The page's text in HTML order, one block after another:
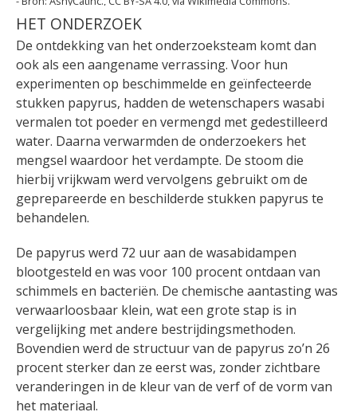
HET ONDERZOEK
De ontdekking van het onderzoeksteam komt dan
ook als een aangename verrassing. Voor hun
experimenten op beschimmelde en geïnfecteerde
stukken papyrus, hadden de wetenschapers wasabi
vermalen tot poeder en vermengd met gedestilleerd
water. Daarna verwarmden de onderzoekers het
mengsel waardoor het verdampte. De stoom die
hierbij vrijkwam werd vervolgens gebruikt om de
geprepareerde en beschilderde stukken papyrus te
behandelen.
De papyrus werd 72 uur aan de wasabidampen
blootgesteld en was voor 100 procent ontdaan van
schimmels en bacteriën. De chemische aantasting was
verwaarloosbaar klein, wat een grote stap is in
vergelijking met andere bestrijdingsmethoden.
Bovendien werd de structuur van de papyrus zo’n 26
procent sterker dan ze eerst was, zonder zichtbare
veranderingen in de kleur van de verf of de vorm van
het materiaal.